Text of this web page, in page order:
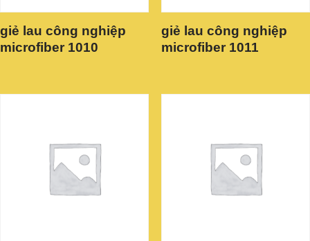
giẻ lau công nghiệp
microfiber 1010
giẻ lau công nghiệp
microfiber 1011